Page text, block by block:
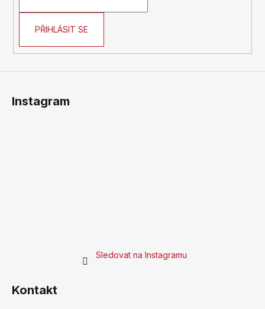
PŘIHLÁSIT SE
Instagram
Sledovat na Instagramu
Kontakt